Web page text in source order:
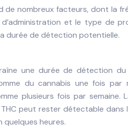
de nombreux facteurs, dont la
d’administration et le type de
durée de détection potentielle.
une durée de détection
du cannabis une fois
plusieurs fois par semaine.
peut rester détectable dans
quelques heures.